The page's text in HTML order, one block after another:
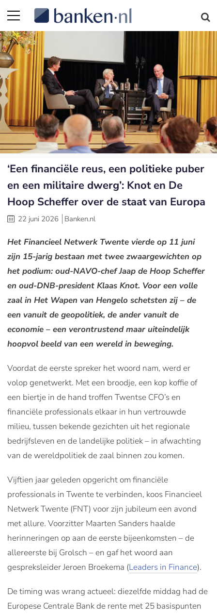
‘Een financiële reus, een politieke puber
en een militaire dwerg’: Knot en De
Hoop Scheffer over de staat van Europa
22 juni 2026 Banken.nl
Het Financieel Netwerk Twente vierde op 11 juni
zijn 15-jarig bestaan met twee zwaargewichten op
het podium: oud-NAVO-chef Jaap de Hoop Scheffer
en oud-DNB-president Klaas Knot. Voor een volle
zaal in Het Wapen van Hengelo schetsten zij – de
een vanuit de geopolitiek, de ander vanuit de
economie – een verontrustend maar uiteindelijk
hoopvol beeld van een wereld in beweging.
Voordat de eerste spreker het woord nam, werd er
volop genetwerkt. Met een broodje, een kop koffie of
een biertje in de hand troffen Twentse CFO’s en
financiële professionals elkaar in hun vertrouwde
milieu, tussen bekende gezichten uit het regionale
bedrijfsleven en de landelijke politiek – in afwachting
van de wereldpolitiek de zaal binnen zou komen.
Vijftien jaar geleden opgericht om financiële
professionals in Twente te verbinden, koos Financieel
Netwerk Twente (FNT) voor zijn jubileum een avond
met allure. Voorzitter Maarten Sanders haalde
herinneringen op aan de eerste bijeenkomsten – de
allereerste bij Grolsch – en gaf het woord aan
gespreksleider Jeroen Broekema (Leaders in Finance).
De timing was wrang actueel: diezelfde middag had de
Europese Centrale Bank de rente met 25 basispunten